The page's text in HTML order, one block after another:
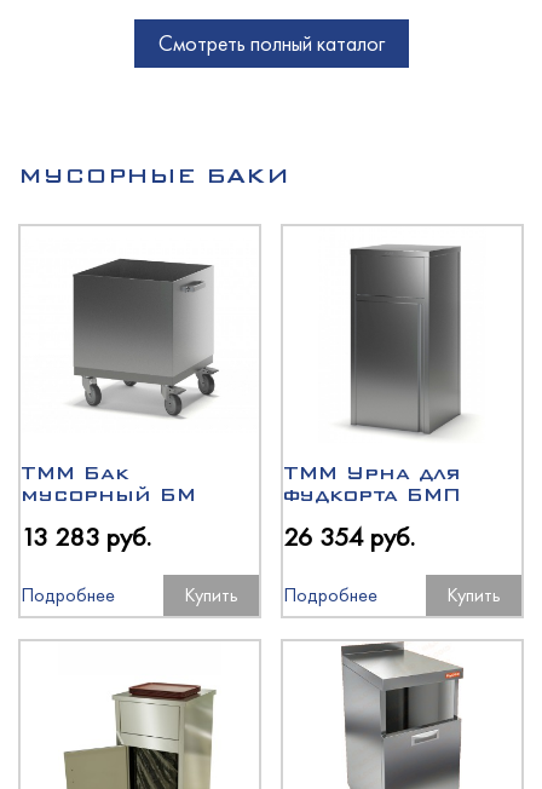
Смотреть полный каталог
МУСОРНЫЕ БАКИ
ТММ Бак
мусорный БМ
13 283 руб.
Подробнее Купить
ТММ Урна для
фудкорта БМП
26 354 руб.
Подробнее Купить